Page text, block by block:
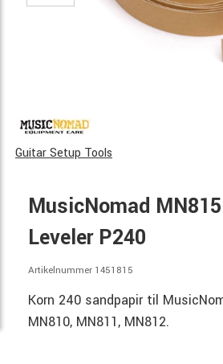
Guitar Setup Tools
MusicNomad
Leveler P240
Artikelnummer 1451815
Korn 240 sandpapir til
MN810, MN811, MN812.